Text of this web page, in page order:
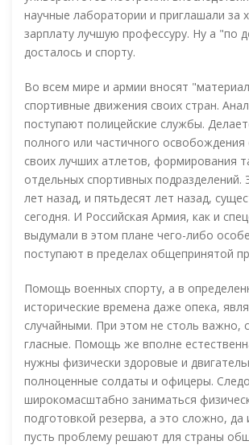
научные лаборатории и приглашали за
зарплату лучшую профессуру. Ну а "по
досталось и спорту.
Во всем мире и армии вносят
спортивные движения своих стран.
поступают полицейские службы.
полного или частичного
своих лучших атлетов, формирования
отдельных спортивных подразделений.
лет назад, и пятьдесят лет назад,
сегодня. И Российская Армия, как и
выдумали в этом плане чего-либо
поступают в пределах общепринятой
Помощь военных спорту, а в
исторические времена даже опека,
случайными. При этом не столь важно,
гласные. Помощь же вполне
нужны физически здоровые и
полноценные солдаты и офицеры.
широкомасштабно заниматься
подготовкой резерва, а это сложно, да
пусть проблему решают для страны